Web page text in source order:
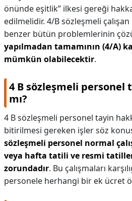
önünde eşitlik” ilkesi gereği
edilmelidir. 4/B sözleşmeli
benzer bütün problemlerinin
yapılmadan tamamının (4/A)
mümkün olabilecektir.
4 B sözleşmeli personel
mı?
4 B sözleşmeli personel tayin
bitirilmesi gereken işler söz
sözleşmeli personel normal
veya hafta tatili ve resmi
zorundadır. Bu çalışmaları
personele herhangi bir ek ücret